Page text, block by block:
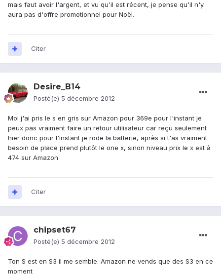
mais faut avoir l'argent, et vu qu'il est récent, je pense qu'il n'y
aura pas d'offre promotionnel pour Noël.
Citer
Desire_B14
Posté(e) 5 décembre 2012
Moi j'ai pris le s en gris sur Amazon pour 369e pour l'instant je
peux pas vraiment faire un retour utilisateur car reçu seulement
hier donc pour l'instant je rode la batterie, après si t'as vraiment
besoin de place prend plutôt le one x, sinon niveau prix le x est à
474 sur Amazon
Citer
chipset67
Posté(e) 5 décembre 2012
Ton S est en S3 il me semble. Amazon ne vends que des S3 en ce
moment